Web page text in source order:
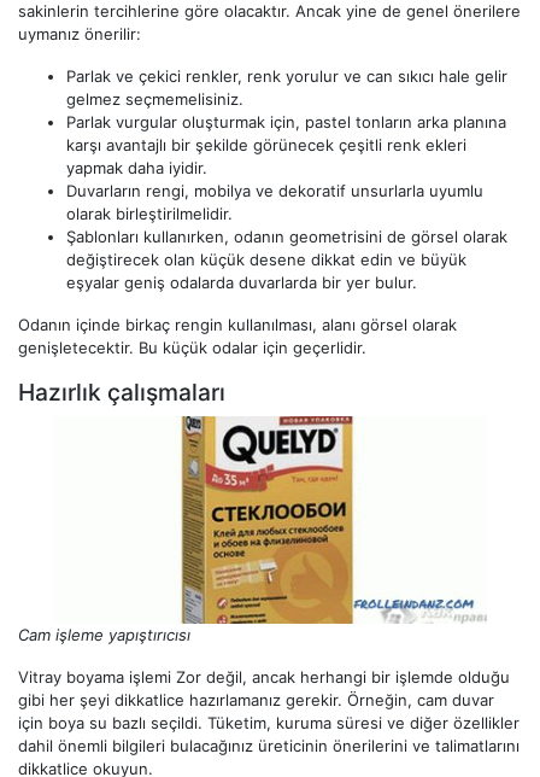
sakinlerin tercihlerine göre olacaktır. Ancak yine de genel önerilere
uymanız önerilir:
Parlak ve çekici renkler, renk yorulur ve can sıkıcı hale gelir
gelmez seçmemelisiniz.
Parlak vurgular oluşturmak için, pastel tonların arka planına
karşı avantajlı bir şekilde görünecek çeşitli renk ekleri
yapmak daha iyidir.
Duvarların rengi, mobilya ve dekoratif unsurlarla uyumlu
olarak birleştirilmelidir.
Şablonları kullanırken, odanın geometrisini de görsel olarak
değiştirecek olan küçük desene dikkat edin ve büyük
eşyalar geniş odalarda duvarlarda bir yer bulur.
Odanın içinde birkaç rengin kullanılması, alanı görsel olarak
genişletecektir. Bu küçük odalar için geçerlidir.
Hazırlık çalışmaları
Cam işleme yapıştırıcısı
Vitray boyama işlemi Zor değil, ancak herhangi bir işlemde olduğu
gibi her şeyi dikkatlice hazırlamanız gerekir. Örneğin, cam duvar
için boya su bazlı seçildi. Tüketim, kuruma süresi ve diğer özellikler
dahil önemli bilgileri bulacağınız üreticinin önerilerini ve talimatlarını
dikkatlice okuyun.